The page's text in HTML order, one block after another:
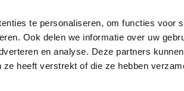
te personaliseren, om functies voor
Ook delen we informatie over uw
en analyse. Deze partners
heeft verstrekt of die ze hebben
Klachtenregeling